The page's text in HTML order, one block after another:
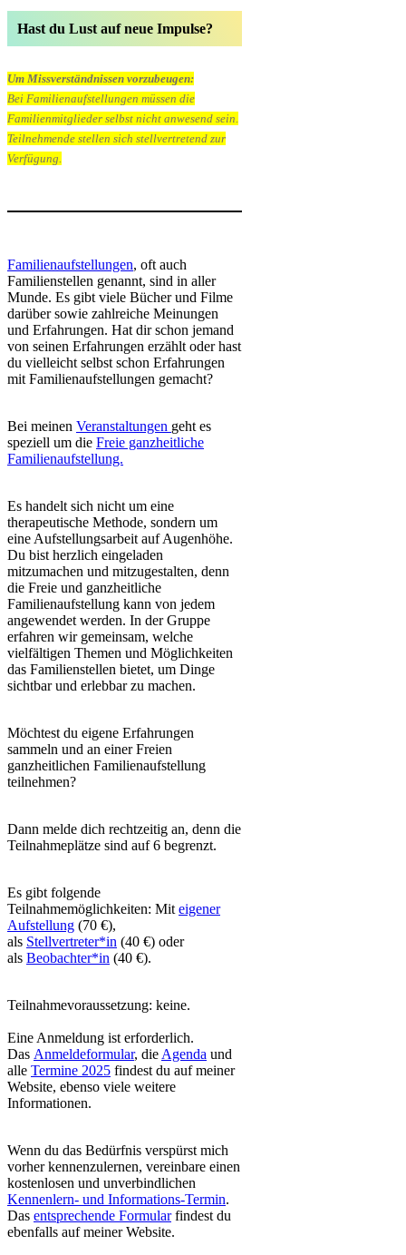
Hast du Lust auf neue Impulse?
Um Missverständnissen vorzubeugen:
Bei Familienaufstellungen müssen die
Familienmitglieder selbst nicht anwesend sein.
Teilnehmende stellen sich stellvertretend zur
Verfügung.
Familienaufstellungen, oft auch
Familienstellen genannt, sind in aller
Munde. Es gibt viele Bücher und Filme
darüber sowie zahlreiche Meinungen
und Erfahrungen. Hat dir schon jemand
von seinen Erfahrungen erzählt oder hast
du vielleicht selbst schon Erfahrungen
mit Familienaufstellungen gemacht?
Bei meinen Veranstaltungen geht es
speziell um die Freie ganzheitliche
Familienaufstellung.
Es handelt sich nicht um eine
therapeutische Methode, sondern um
eine Aufstellungsarbeit auf Augenhöhe.
Du bist herzlich eingeladen
mitzumachen und mitzugestalten, denn
die Freie und ganzheitliche
Familienaufstellung kann von jedem
angewendet werden. In der Gruppe
erfahren wir gemeinsam, welche
vielfältigen Themen und Möglichkeiten
das Familienstellen bietet, um Dinge
sichtbar und erlebbar zu machen.
Möchtest du eigene Erfahrungen
sammeln und an einer Freien
ganzheitlichen Familienaufstellung
teilnehmen?
Dann melde dich rechtzeitig an, denn die
Teilnahmeplätze sind auf 6 begrenzt.
Es gibt folgende
Teilnahmemöglichkeiten: Miteigener
Aufstellung (70 €),
als Stellvertreter*in (40 €) oder
als Beobachter*in (40 €).
Teilnahmevoraussetzung: keine.
Eine Anmeldung ist erforderlich.
Das Anmeldeformular, dieAgenda und
alle Termine 2025 findest du auf meiner
Website, ebenso viele weitere
Informationen.
Wenn du das Bedürfnis verspürst mich
vorher kennenzulernen, vereinbare einen
kostenlosen und unverbindlichen
Kennenlern- und Informations-Termin.
Das entsprechende Formularfindest du
ebenfalls auf meiner Website.